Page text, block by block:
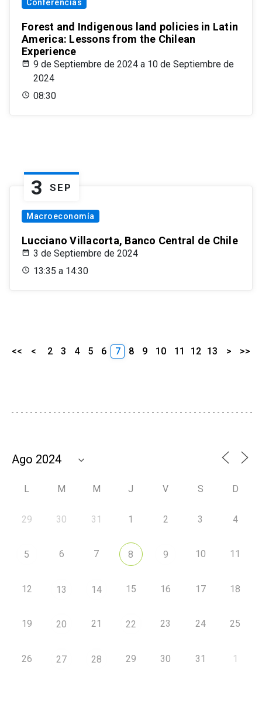
Conferencias
Forest and Indigenous land policies in Latin
America: Lessons from the Chilean
Experience
9 de Septiembre de 2024 a 10 de Septiembre de
2024
08:30
3 SEP
Macroeconomía
Lucciano Villacorta, Banco Central de Chile
3 de Septiembre de 2024
13:35 a 14:30
<< < 2 3 4 5 6 7 8 9 10 11 12 13 > >>
L M M J V S D
29 30 31 1 2 3 4
5 6 7 8 9 10 11
12 13 14 15 16 17 18
19 20 21 22 23 24 25
26 27 28 29 30 31 1